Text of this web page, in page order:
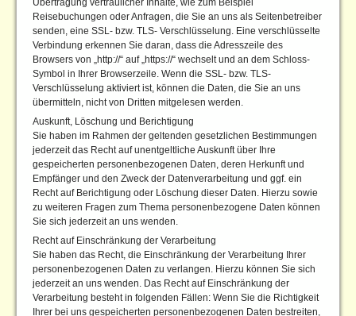
Reisebuchungen oder Anfragen, die Sie an uns als Seitenbetreiber
senden, eine SSL- bzw. TLS- Verschlüsselung. Eine verschlüsselte
Verbindung erkennen Sie daran, dass die Adresszeile des
Browsers von „http://“ auf „https://“ wechselt und an dem Schloss-
Symbol in Ihrer Browserzeile. Wenn die SSL- bzw. TLS-
Verschlüsselung aktiviert ist, können die Daten, die Sie an uns
übermitteln, nicht von Dritten mitgelesen werden.
Auskunft, Löschung und Berichtigung
Sie haben im Rahmen der geltenden gesetzlichen Bestimmungen
jederzeit das Recht auf unentgeltliche Auskunft über Ihre
gespeicherten personenbezogenen Daten, deren Herkunft und
Empfänger und den Zweck der Datenverarbeitung und ggf. ein
Recht auf Berichtigung oder Löschung dieser Daten. Hierzu sowie
zu weiteren Fragen zum Thema personenbezogene Daten können
Sie sich jederzeit an uns wenden.
Recht auf Einschränkung der Verarbeitung
Sie haben das Recht, die Einschränkung der Verarbeitung Ihrer
personenbezogenen Daten zu verlangen. Hierzu können Sie sich
jederzeit an uns wenden. Das Recht auf Einschränkung der
Verarbeitung besteht in folgenden Fällen: Wenn Sie die Richtigkeit
Ihrer bei uns gespeicherten personenbezogenen Daten bestreiten,